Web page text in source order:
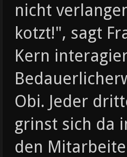
nicht
kotzt!", sagt
Kern
Obi. Jeder
grinst sich da
den